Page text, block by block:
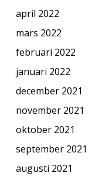
april 2022
mars 2022
februari 2022
januari 2022
december 2021
november 2021
oktober 2021
september 2021
augusti 2021